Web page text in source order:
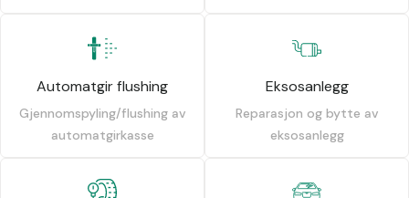
Automatgir flushing
Gjennomspyling/flushing av
automatgirkasse
Eksosanlegg
Reparasjon og bytte av
eksosanlegg